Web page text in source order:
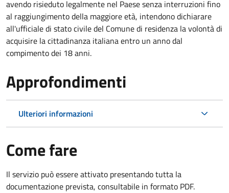
avendo risieduto legalmente nel Paese senza interruzioni fino
al raggiungimento della maggiore età, intendono dichiarare
all'ufficiale di stato civile del Comune di residenza la volontà di
acquisire la cittadinanza italiana entro un anno dal
compimento dei 18 anni.
Approfondimenti
Ulteriori informazioni
Come fare
Il servizio può essere attivato presentando tutta la
documentazione prevista, consultabile in formato PDF.